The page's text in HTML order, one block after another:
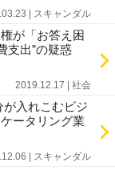
| スキャンダル
が「お答え困
支出”の疑惑
2019.12.17 | 社会
入れこむビジ
ータリング業
| スキャンダル